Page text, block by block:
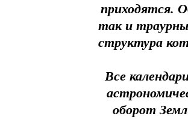
приходятся.
так и
структура
Все
оборот